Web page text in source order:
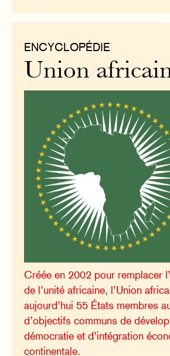
ENCYCLOPÉDIE
Union
Créée en 2002 pour remplacer
de l’unité africaine, l’Union
aujourd’hui 55 États membres
d’objectifs communs de
démocratie et d’intégration
continentale.